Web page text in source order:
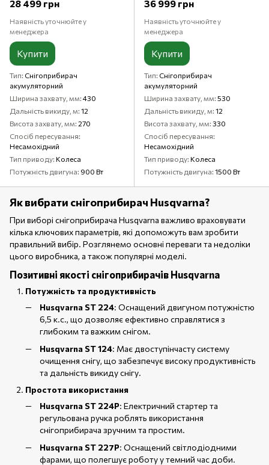
28 499 грн
Наявність уточнюйте у
менеджера
Купити
Тип Снігоприбирач
акумуляторний
Ширина захвату, мм 430
Дальність викиду, м 12
Висота захвату, мм 270
Спосіб пересування
Несамохідний
Тип приводу Колеса
Потужність двигуна 900 Вт
36 999 грн
Наявність уточнюйте у
менеджера
Купити
Тип Снігоприбирач
акумуляторний
Ширина захвату, мм 530
Дальність викиду, м 12
Висота захвату, мм 330
Спосіб пересування
Несамохідний
Тип приводу Колеса
Потужність двигуна 1500 Вт
Як вибрати снігоприбирач Husqvarna?
При виборі снігоприбирача Husqvarna важливо враховувати
кілька ключових параметрів, які допоможуть вам зробити
правильний вибір. Розглянемо основні переваги та недоліки
цього виробника, а також популярні моделі.
Позитивні якості снігоприбирачів Husqvarna
Потужність та продуктивність
Husqvarna ST 224: Оснащений двигуном потужністю
6,5 к.с., що дозволяє ефективно справлятися з
глибоким та важким снігом.
Husqvarna ST 124: Має двоступінчасту систему
очищення снігу, що забезпечує високу продуктивність
та дальність викиду снігу.
Простота використання
Husqvarna ST 224P: Електричний стартер та
регульована ручка роблять використання
снігоприбирача зручним та простим.
Husqvarna ST 227P: Оснащений світлодіодними
фарами, що полегшує роботу у темний час доби.